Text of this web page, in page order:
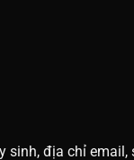
địa chỉ